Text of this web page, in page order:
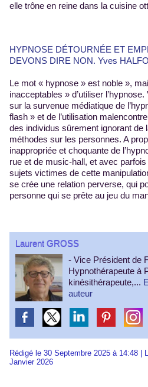
elle trône en reine dans la cuisine
HYPNOSE DÉTOURNÉE ET EMPRISE FLASH. NOUS
DEVONS DIRE NON. Yves
Le mot « hypnose » est noble »,
inacceptables » d’utiliser
sur la survenue médiatique de
flash » et de l’utilisation
des individus sûrement ignorant de
méthodes sur les personnes. A
inappropriée et choquante de
rue et de music-hall, et avec
sujets victimes de cette
se crée une relation perverse, qui
personne qui se prête au jeu du
Laurent GROSS
- Vice Président de
Hypnothérapeute à
kinésithérapeute,...
auteur
Rédigé le 30 Septembre 2025 à 14:48 |
Janvier 2026